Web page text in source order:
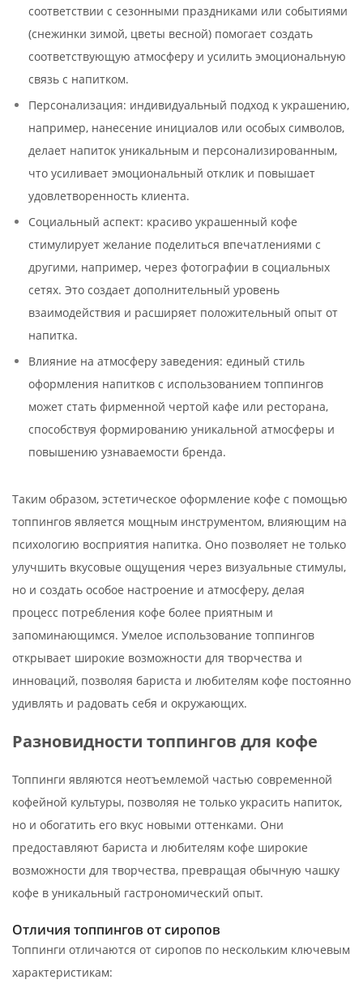
соответствии с сезонными праздниками или событиями
(снежинки зимой, цветы весной) помогает создать
соответствующую атмосферу и усилить эмоциональную
связь с напитком.
Персонализация: индивидуальный подход к украшению,
например, нанесение инициалов или особых символов,
делает напиток уникальным и персонализированным,
что усиливает эмоциональный отклик и повышает
удовлетворенность клиента.
Социальный аспект: красиво украшенный кофе
стимулирует желание поделиться впечатлениями с
другими, например, через фотографии в социальных
сетях. Это создает дополнительный уровень
взаимодействия и расширяет положительный опыт от
напитка.
Влияние на атмосферу заведения: единый стиль
оформления напитков с использованием топпингов
может стать фирменной чертой кафе или ресторана,
способствуя формированию уникальной атмосферы и
повышению узнаваемости бренда.
Таким образом, эстетическое оформление кофе с помощью
топпингов является мощным инструментом, влияющим на
психологию восприятия напитка. Оно позволяет не только
улучшить вкусовые ощущения через визуальные стимулы,
но и создать особое настроение и атмосферу, делая
процесс потребления кофе более приятным и
запоминающимся. Умелое использование топпингов
открывает широкие возможности для творчества и
инноваций, позволяя бариста и любителям кофе постоянно
удивлять и радовать себя и окружающих.
Разновидности топпингов для кофе
Топпинги являются неотъемлемой частью современной
кофейной культуры, позволяя не только украсить напиток,
но и обогатить его вкус новыми оттенками. Они
предоставляют бариста и любителям кофе широкие
возможности для творчества, превращая обычную чашку
кофе в уникальный гастрономический опыт.
Отличия топпингов от сиропов
Топпинги отличаются от сиропов по нескольким ключевым
характеристикам: